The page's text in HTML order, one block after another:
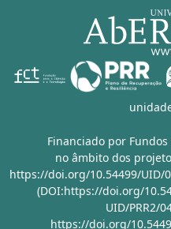
Financiado por
no âmbito dos
https://doi.org/10.54499/UID/
(DOI:https://doi.org/
UID/PRR2/
https://doi.org/